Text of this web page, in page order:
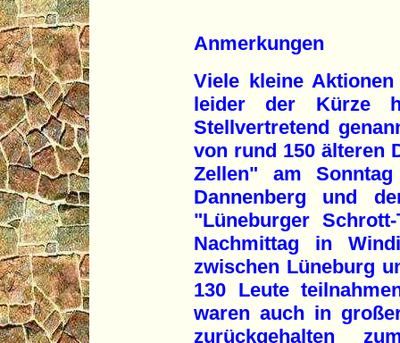
Anmerkungen
Viele kleine
leider der Kürze
Stellvertretend
von rund 150 älteren
Zellen" am
Dannenberg und
"Lüneburger
Nachmittag in
zwischen Lüneburg
130 Leute
waren auch in
zurückgehalten